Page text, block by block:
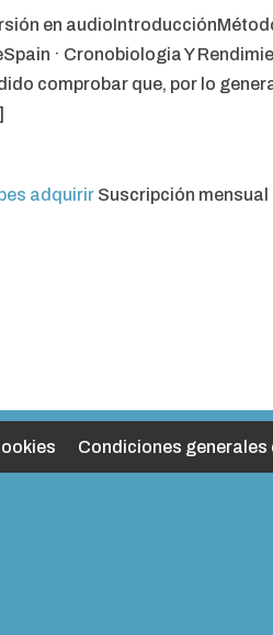
en
· Cronobiologia Y
comprobar que, por lo
adquirir Suscripción mensual
Condiciones